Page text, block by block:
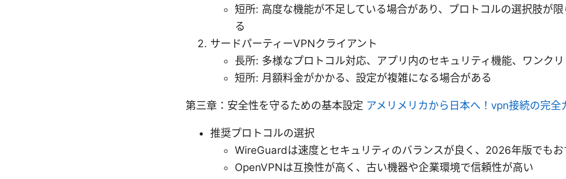
短所: 高度な機能が不足している場合があり、プロトコルの選択肢が
る
サードパーティーVPNクライアント
長所: 多様なプロトコル対応、アプリ内のセキュリティ機能、ワンク
短所: 月額料金がかかる、設定が複雑になる場合がある
第三章：安全性を守るための基本設定 アメリメリカから日本へ！vpn接続の完全
推奨プロトコルの選択
WireGuardは速度とセキュリティのバランスが良く、2026年版でもお
OpenVPNは互換性が高く、古い機器や企業環境で信頼性が高い